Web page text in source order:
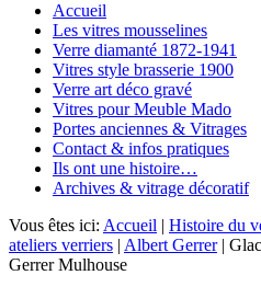
Accueil
Les vitres mousselines
Verre diamanté 1872-1941
Vitres style brasserie 1900
Verre art déco gravé
Vitres pour Meuble Mado
Portes anciennes & Vitrages
Contact & infos pratiques
Ils ont une histoire…
Archives & vitrage décoratif
Vous êtes ici: Accueil | Histoire du
ateliers verriers | Albert Gerrer|
Gerrer Mulhouse